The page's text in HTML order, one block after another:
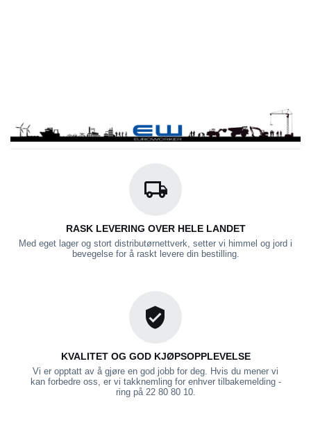
RASK LEVERING OVER HELE LANDET
Med eget lager og stort distributørnettverk, setter vi himmel og jord i
bevegelse for å raskt levere din bestilling.
KVALITET OG GOD KJØPSOPPLEVELSE
Vi er opptatt av å gjøre en god jobb for deg. Hvis du mener vi
kan forbedre oss, er vi takknemling for enhver tilbakemelding -
ring på 22 80 80 10.